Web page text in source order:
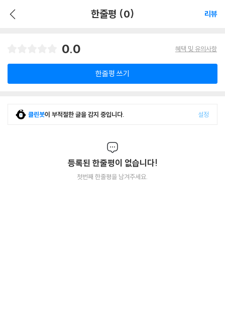
한줄평 (0) 리뷰
0.0 혜택 및 유의사항
한줄평 쓰기
클린봇이 부적절한 글을 감지 중입니다. 설정
등록된 한줄평이 없습니다!
첫번째 한줄평을 남겨주세요.